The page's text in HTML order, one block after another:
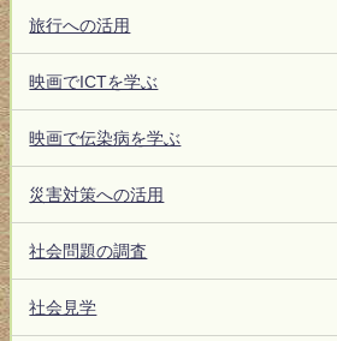
旅行への活用
映画でICTを学ぶ
映画で伝染病を学ぶ
災害対策への活用
社会問題の調査
社会見学